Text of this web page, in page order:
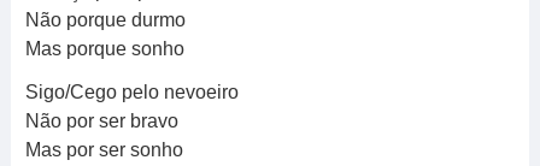
Não porque durmo
Mas porque sonho
Sigo/Cego pelo nevoeiro
Não por ser bravo
Mas por ser sonho